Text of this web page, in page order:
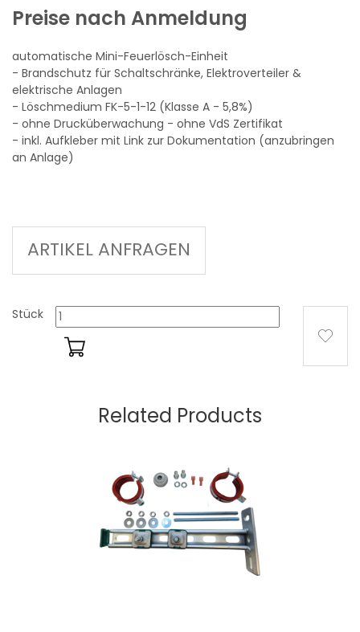
Preise nach Anmeldung
automatische Mini-Feuerlösch-Einheit
- Brandschutz für Schaltschränke, Elektroverteiler &
elektrische Anlagen
- Löschmedium FK-5-1-12 (Klasse A - 5,8%)
- ohne Drucküberwachung - ohne VdS Zertifikat
- inkl. Aufkleber mit Link zur Dokumentation (anzubringen
an Anlage)
ARTIKEL ANFRAGEN
Stück
Related Products